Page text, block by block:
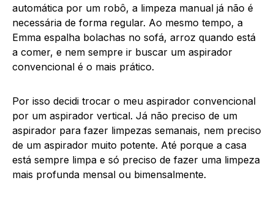
automática por um robô, a limpeza manual já não é
necessária de forma regular. Ao mesmo tempo, a
Emma espalha bolachas no sofá, arroz quando está
a comer, e nem sempre ir buscar um aspirador
convencional é o mais prático.
Por isso decidi trocar o meu aspirador convencional
por um aspirador vertical. Já não preciso de um
aspirador para fazer limpezas semanais, nem preciso
de um aspirador muito potente. Até porque a casa
está sempre limpa e só preciso de fazer uma limpeza
mais profunda mensal ou bimensalmente.